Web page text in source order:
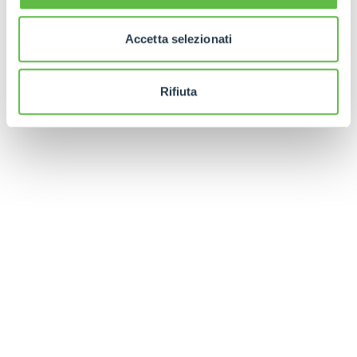
Accetta selezionati
Rifiuta